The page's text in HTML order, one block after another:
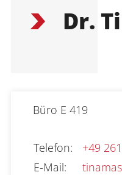
Dr.
Büro E 419
Telefon:
+49
E-Mail: